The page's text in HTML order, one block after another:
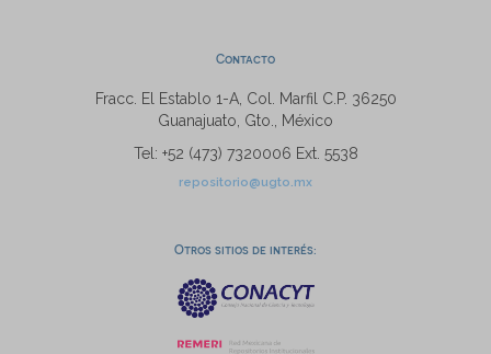
Contacto
Fracc. El Establo 1-A, Col. Marfil C.P. 36250
Guanajuato, Gto., México
Tel: +52 (473) 7320006 Ext. 5538
repositorio@ugto.mx
Otros sitios de interés: